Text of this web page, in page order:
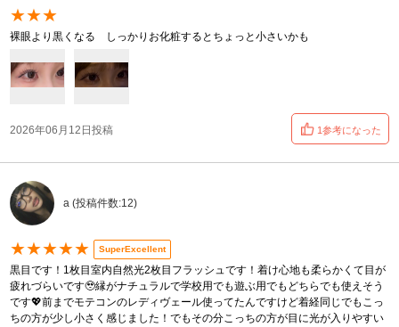
★★★
裸眼より黒くなる しっかりお化粧するとちょっと小さいかも
2026年06月12日投稿 1参考になった
a (投稿件数:12)
★★★★★ SuperExcellent
黒目です！1枚目室内自然光2枚目フラッシュです！着け心地も柔らかくて目が
疲れづらいです🥹縁がナチュラルで学校用でも遊ぶ用でもどちらでも使えそう
です💖前までモテコンのレディヴェール使ってたんですけど着経同じでもこっ
ちの方が少し小さく感じました！でもその分こっちの方が目に光が入りやすい